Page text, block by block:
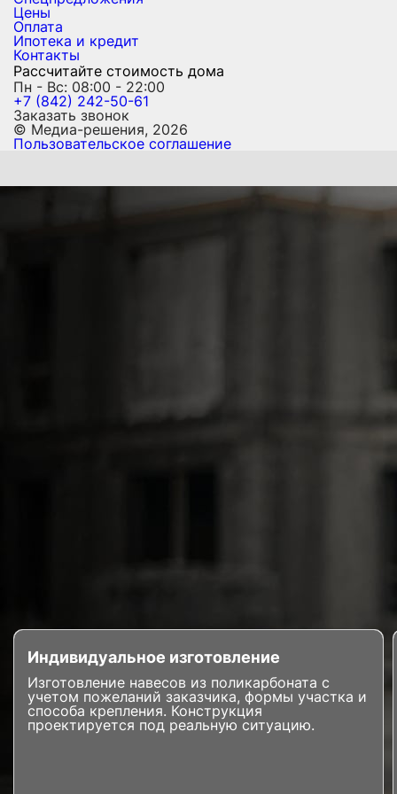
Цены
Оплата
Ипотека и кредит
Контакты
Рассчитайте стоимость дома
Пн - Вс: 08:00 - 22:00
+7 (842) 242-50-61
Заказать звонок
© Медиа-решения, 2026
Пользовательское соглашение
Индивидуальное изготовление
Изготовление навесов из поликарбоната с
учетом пожеланий заказчика, формы участка и
способа крепления. Конструкция
проектируется под реальную ситуацию.